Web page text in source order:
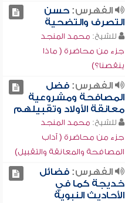
الفهرس:حسن
التصرف والتضحية
للشيخ: محمد المنجد
جزء من محاضرة ( ماذا
ينقصنا؟)
الفهرس:فضل
المصافحة ومشروعية
معانقة الأولاد وتقبيلهم
للشيخ: محمد المنجد
جزء من محاضرة ( آداب
المصافحة والمعانقة والتقبيل)
الفهرس:فضائل
خديجة كما في
الأحاديث النبوية